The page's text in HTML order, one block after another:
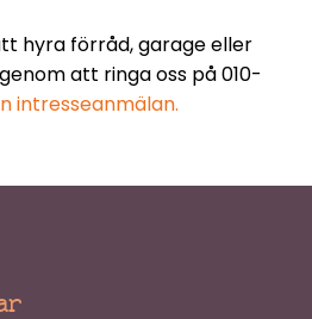
hyra förråd, garage eller
att ringa oss på 010-
intresseanmälan.